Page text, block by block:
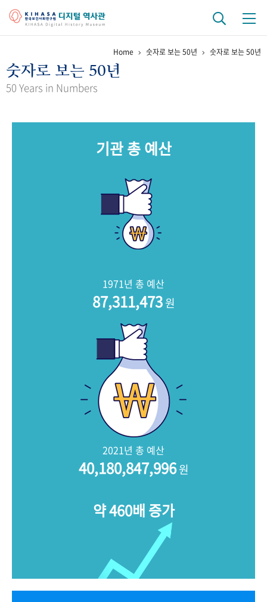
걸어온 길 기관 변천사 역대 기관장
키워드로 보는 연구 역사
문서 기록물 행정박물
Home 숫자로 보는 50년 숫자로 보는 50년
숫자로 보는 50년
50 Years in Numbers
기관 총 예산
1971년 총 예산
87,311,473원
2021년 총 예산
40,180,847,996원
약 460배 증가